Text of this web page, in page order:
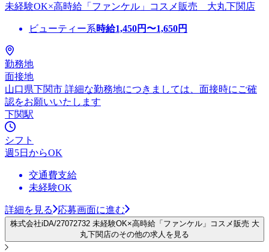
未経験OK×高時給「ファンケル」コスメ販売 大丸下関店
ビューティー系時給1,450円〜1,650円
勤務地
面接地
山口県下関市 詳細な勤務地につきましては、面接時にご確
認をお願いいたします
下関駅
シフト
週5日からOK
交通費支給
未経験OK
詳細を見る 応募画面に進む
株式会社iDA/27072732 未経験OK×高時給「ファンケル」コスメ販売 大
丸下関店のその他の求人を見る